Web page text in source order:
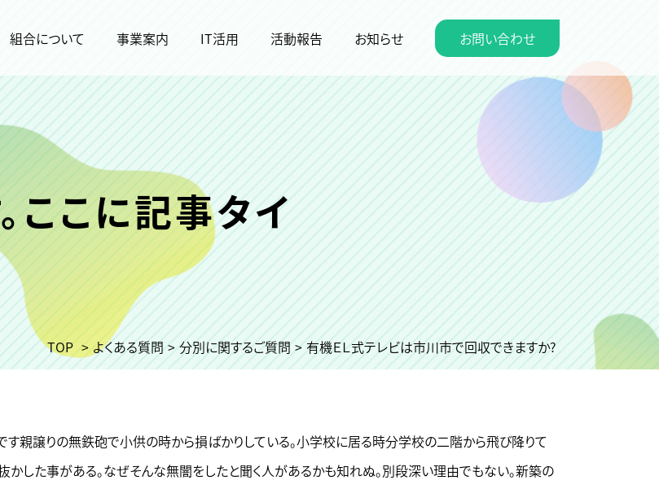
組合について 事業案内 IT活用 活動報告 お知らせ お問い合わせ
ここに記事タイ
TOP > よくある質問 > 分別に関するご質問 > 有機ＥＬ式テレビは市川市で回収できますか?
す親譲りの無鉄砲で小供の時から損ばかりしている。小学校に居る時分学校の二階から飛び降りて
かした事がある。なぜそんな無闇をしたと聞く人があるかも知れぬ。別段深い理由でもない。新築の